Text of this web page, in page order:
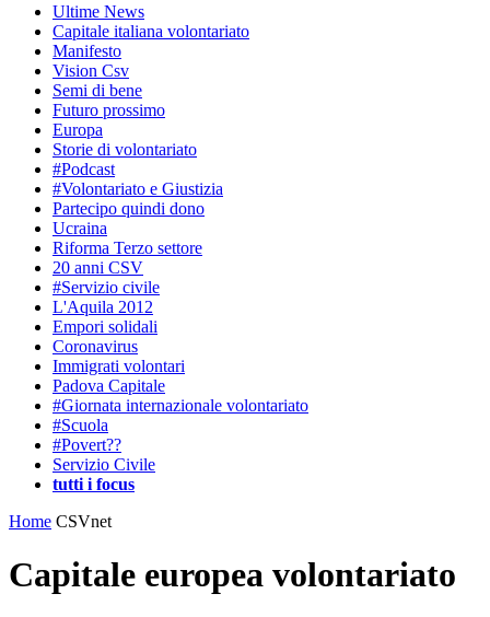
Ultime News
Capitale italiana volontariato
Manifesto
Vision Csv
Semi di bene
Futuro prossimo
Europa
Storie di volontariato
#Podcast
#Volontariato e Giustizia
Partecipo quindi dono
Ucraina
Riforma Terzo settore
20 anni CSV
#Servizio civile
L'Aquila 2012
Empori solidali
Coronavirus
Immigrati volontari
Padova Capitale
#Giornata internazionale volontariato
#Scuola
#Povert??
Servizio Civile
tutti i focus
Home CSVnet
Capitale europea volontariato